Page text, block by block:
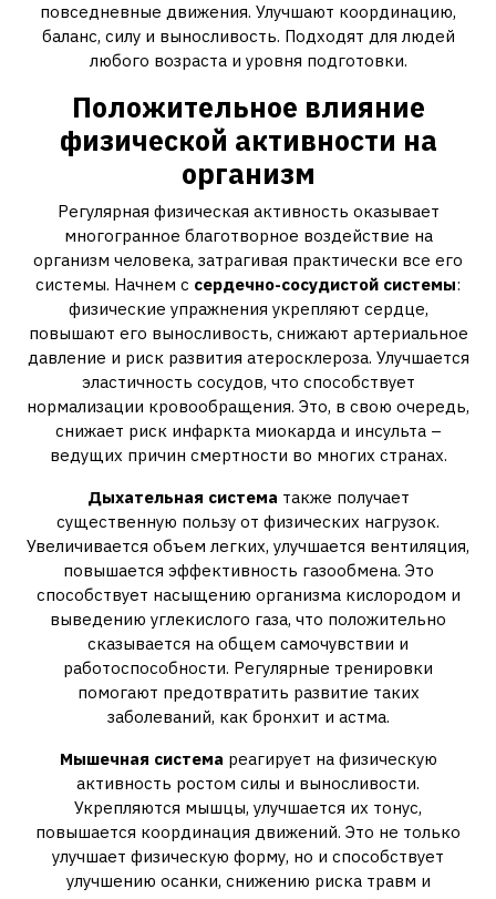
повседневные движения. Улучшают координацию,
баланс, силу и выносливость. Подходят для людей
любого возраста и уровня подготовки.
Положительное влияние
физической активности на
организм
Регулярная физическая активность оказывает
многогранное благотворное воздействие на
организм человека, затрагивая практически все его
системы. Начнем с сердечно-сосудистой системы:
физические упражнения укрепляют сердце,
повышают его выносливость, снижают артериальное
давление и риск развития атеросклероза. Улучшается
эластичность сосудов, что способствует
нормализации кровообращения. Это, в свою очередь,
снижает риск инфаркта миокарда и инсульта –
ведущих причин смертности во многих странах.
Дыхательная система также получает
существенную пользу от физических нагрузок.
Увеличивается объем легких, улучшается вентиляция,
повышается эффективность газообмена. Это
способствует насыщению организма кислородом и
выведению углекислого газа, что положительно
сказывается на общем самочувствии и
работоспособности. Регулярные тренировки
помогают предотвратить развитие таких
заболеваний, как бронхит и астма.
Мышечная система реагирует на физическую
активность ростом силы и выносливости.
Укрепляются мышцы, улучшается их тонус,
повышается координация движений. Это не только
улучшает физическую форму, но и способствует
улучшению осанки, снижению риска травм и